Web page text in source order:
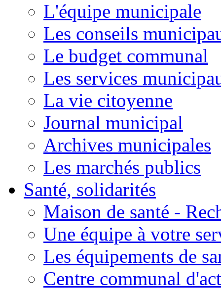
L'équipe municipale
Les conseils
Le budget communal
Les services
La vie citoyenne
Journal municipal
Archives municipales
Les marchés publics
Santé, solidarités
Maison de santé -
Une équipe à votre
Les équipements de
Centre communal